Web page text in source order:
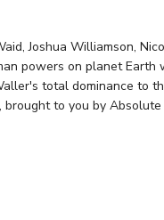
Joshua Williamson,
powers on planet
total dominance to
to you by Absolute